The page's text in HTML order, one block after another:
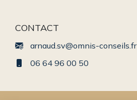
CONTACT
arnaud.sv@omnis-conseils.fr
06 64 96 00 50